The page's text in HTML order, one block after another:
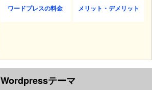
ワードプレスの料金 メリット・デメリット
Wordpressテーマ